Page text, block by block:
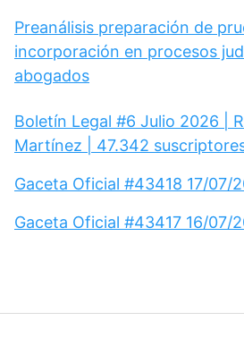
Preanálisis preparación de
incorporación en procesos
abogados
Boletín Legal #6 Julio 2026 |
Martínez | 47.342
Gaceta Oficial #43418 17/07/
Gaceta Oficial #43417 16/07/